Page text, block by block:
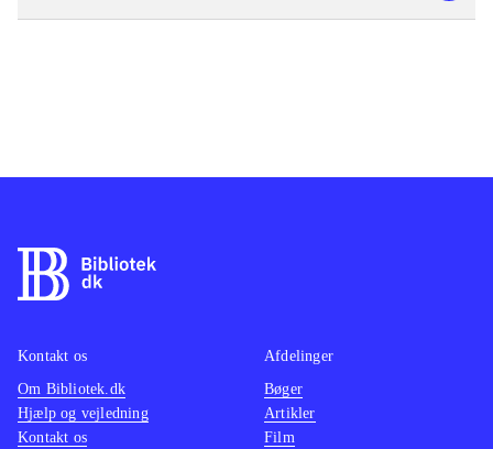
Kontakt os
Om Bibliotek.dk
Hjælp og vejledning
Kontakt os
Afdelinger
Bøger
Artikler
Film